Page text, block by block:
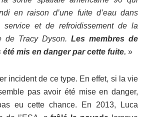
en raison d’une fuite d’eau dans
service et de refroidissement de la
de Tracy Dyson. Les membres de
été mis en danger par cette fuite. »
incident de ce type. En effet, si la vie
pas avoir été mise en danger,
eu cette chance. En 2013, Luca